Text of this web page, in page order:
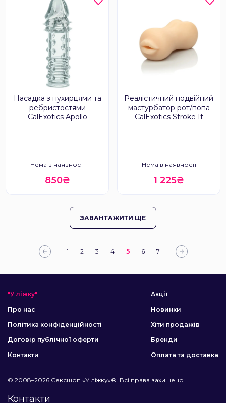
Насадка з пухирцями та
ребристостями
CalExotics Apollo
Нема в наявності
850₴
Реалістичний подвійний
мастурбатор рот/попа
CalExotics Stroke It
Нема в наявності
1 225₴
ЗАВАНТАЖИТИ ЩЕ
1 2 3 4 5 6 7
"У ліжку"
Про нас
Політика конфіденційності
Договір публічної оферти
Контакти
Акції
Новинки
Хіти продажів
Бренди
Оплата та доставка
© 2008–2026 Сексшоп «У ліжку»®. Всі права захищено.
Контакти